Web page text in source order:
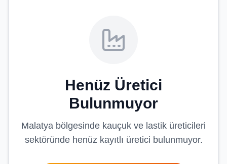
Henüz Üretici
Bulunmuyor
Malatya bölgesinde kauçuk ve lastik üreticileri
sektöründe henüz kayıtlı üretici bulunmuyor.